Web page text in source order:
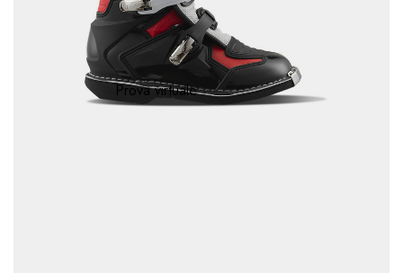
Prova virtuale